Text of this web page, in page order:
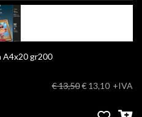
Epson Photo Good Paper Lucida A4x20 gr200
€ 13,50€ 13,10 +IVA